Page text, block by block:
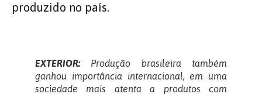
produzido no país.
EXTERIOR:Produção brasileira também
ganhou importância internacional, em uma
sociedade mais atenta a produtos com